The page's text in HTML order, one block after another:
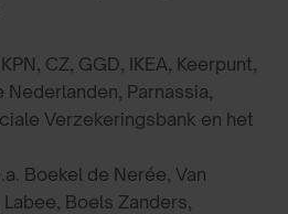
CZ, GGD, IKEA, Keerpunt,
Nederlanden, Parnassia,
Verzekeringsbank en het
Boekel de Nerée, Van
Boels Zanders,